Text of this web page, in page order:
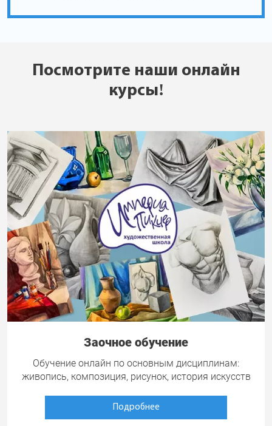
Посмотрите наши онлайн
курсы!
Заочное обучение
Обучение онлайн по основным дисциплинам:
живопись, композиция, рисунок, история искусств
Подробнее